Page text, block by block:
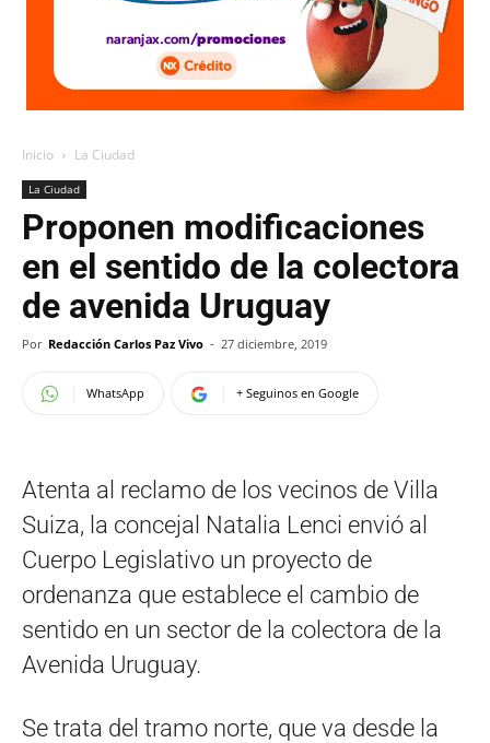
Inicio La Ciudad
La Ciudad
Proponen modificaciones
en el sentido de la colectora
de avenida Uruguay
Por Redacción Carlos Paz Vivo - 27 diciembre, 2019
WhatsApp + Seguinos en Google
Atenta al reclamo de los vecinos de Villa
Suiza, la concejal Natalia Lenci envió al
Cuerpo Legislativo un proyecto de
ordenanza que establece el cambio de
sentido en un sector de la colectora de la
Avenida Uruguay.
Se trata del tramo norte, que va desde la